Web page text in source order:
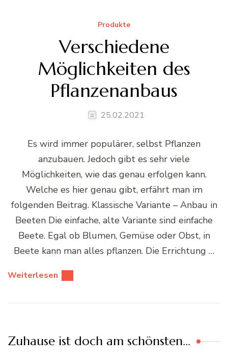
Produkte
Verschiedene
Möglichkeiten des
Pflanzenanbaus
25.02.2021
Es wird immer populärer, selbst Pflanzen
anzubauen. Jedoch gibt es sehr viele
Möglichkeiten, wie das genau erfolgen kann.
Welche es hier genau gibt, erfährt man im
folgenden Beitrag. Klassische Variante – Anbau in
Beeten Die einfache, alte Variante sind einfache
Beete. Egal ob Blumen, Gemüse oder Obst, in
Beete kann man alles pflanzen. Die Errichtung …
Weiterlesen
Zuhause ist doch am schönsten…